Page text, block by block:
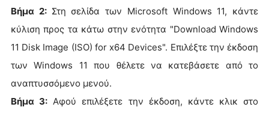
Βήμα 2: Στη σελίδα των Microsoft Windows 11, κάντε
κύλιση προς τα κάτω στην ενότητα "Download Windows
11 Disk Image (ISO) for x64 Devices". Επιλέξτε την έκδοση
των Windows 11 που θέλετε να κατεβάσετε από το
αναπτυσσόμενο μενού.
Βήμα 3: Αφού επιλέξετε την έκδοση, κάντε κλικ στο